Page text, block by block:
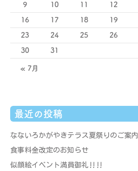
9 10 11 12
16 17 18 19
23 24 25 26
30 31
« 7月
最近の投稿
なないろかがやきテラス夏祭りのご案内
食事料金改定のお知らせ
似顔絵イベント満員御礼‼‼